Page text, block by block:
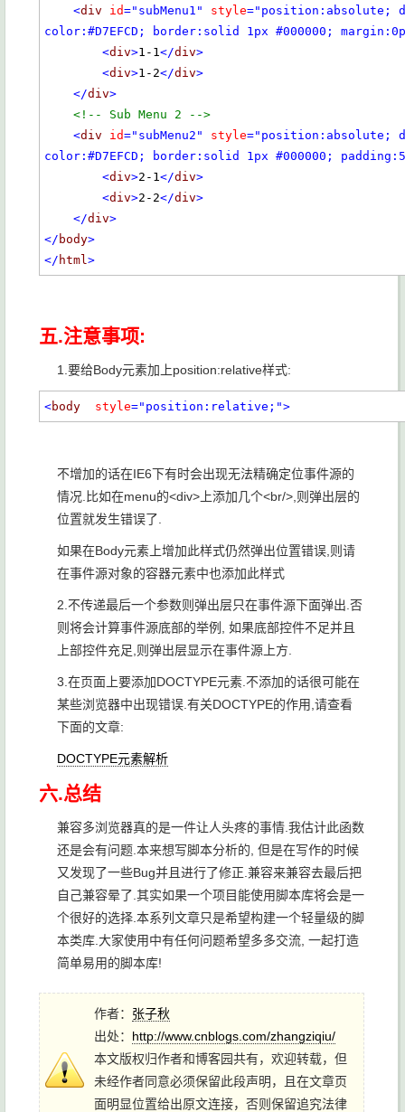
<div id="subMenu1" style="position:absolute;
color:#D7EFCD; border:solid 1px #000000;
<div>1-1</div>
<div>1-2</div>
</div>
<!-- Sub Menu 2 -->
<div id="subMenu2" style="position:absolute;
color:#D7EFCD; border:solid 1px #000000;
<div>2-1</div>
<div>2-2</div>
</div>
</ body>
</ html>
五.注意事项:
1.要给Body元素加上position:relative样式:
<body style="position:relative;">
不增加的话在IE6下有时会出现无法精确定位事件源的
情况.比如在menu的<div>上添加几个<br/>,则弹出层的
位置就发生错误了.
如果在Body元素上增加此样式仍然弹出位置错误,则请
在事件源对象的容器元素中也添加此样式
2.不传递最后一个参数则弹出层只在事件源下面弹出.否
则将会计算事件源底部的举例, 如果底部控件不足并且
上部控件充足,则弹出层显示在事件源上方.
3.在页面上要添加DOCTYPE元素.不添加的话很可能在
某些浏览器中出现错误.有关DOCTYPE的作用,请查看
下面的文章:
DOCTYPE元素解析
六.总结
兼容多浏览器真的是一件让人头疼的事情.我估计此函数
还是会有问题.本来想写脚本分析的, 但是在写作的时候
又发现了一些Bug并且进行了修正.兼容来兼容去最后把
自己兼容晕了.其实如果一个项目能使用脚本库将会是一
个很好的选择.本系列文章只是希望构建一个轻量级的脚
本类库.大家使用中有任何问题希望多多交流, 一起打造
简单易用的脚本库!
作者： 张子秋
出处： http://www.cnblogs.com/zhangziqiu/
本文版权归作者和博客园共有，欢迎转载，但
未经作者同意必须保留此段声明，且在文章页
面明显位置给出原文连接，否则保留追究法律